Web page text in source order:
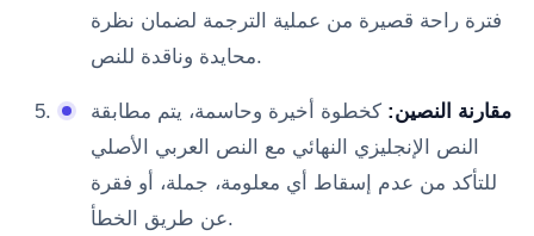
فترة راحة قصيرة من عملية الترجمة لضمان نظرة
محايدة وناقدة للنص.
مقارنة النصين: كخطوة أخيرة وحاسمة، يتم مطابقة
النص الإنجليزي النهائي مع النص العربي الأصلي
للتأكد من عدم إسقاط أي معلومة، جملة، أو فقرة
عن طريق الخطأ.